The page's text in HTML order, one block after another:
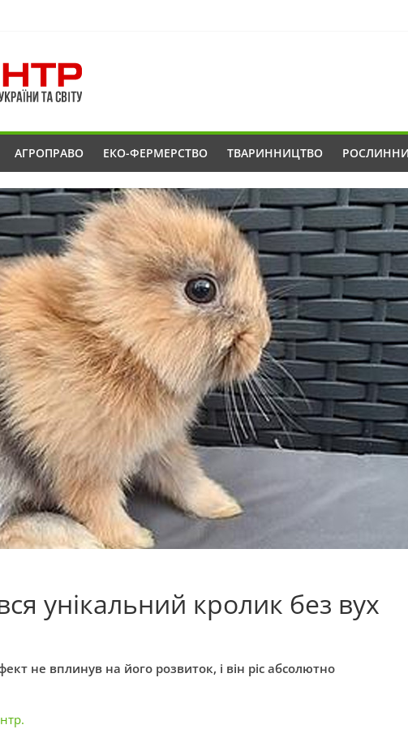
АГРОПРАВО ЕКО-ФЕРМЕРСТВО ТВАРИННИЦТВО
унікальний кролик без вух
не вплинув на його розвиток, і він ріс абсолютно